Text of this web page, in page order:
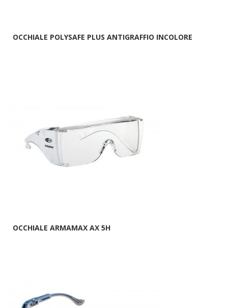
OCCHIALE POLYSAFE PLUS ANTIGRAFFIO INCOLORE
OCCHIALE ARMAMAX AX 5H